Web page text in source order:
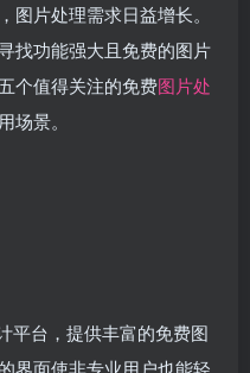
片处理需求日益增长。
找功能强大且免费的图片
个值得关注的免费图片处
场景。
平台，提供丰富的免费图
界面使非专业用户也能轻